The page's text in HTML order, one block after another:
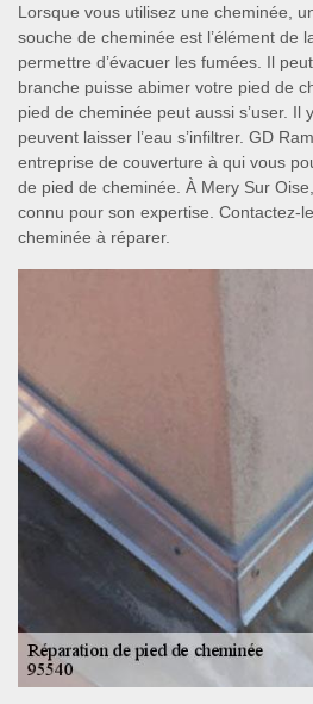
Lorsque vous utilisez une cheminée,
souche de cheminée est l’élément de
permettre d’évacuer les fumées. Il
branche puisse abimer votre pied de
pied de cheminée peut aussi s’user. Il
peuvent laisser l’eau s’infiltrer. GD
entreprise de couverture à qui vous
de pied de cheminée. À Mery Sur
connu pour son expertise. Contactez-
cheminée à réparer.